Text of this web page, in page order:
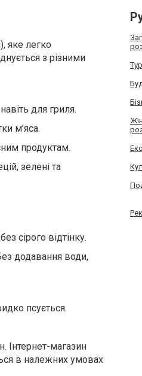
яке легко
з різними
для гриля.
м’яса.
продуктам.
зелені та
сірого відтінку.
додавання води,
псується.
Інтернет-магазин
в належних умовах